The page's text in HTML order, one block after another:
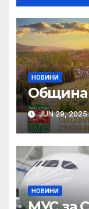
НОВИНИ
Община
JUN 29, 2025
НОВИНИ